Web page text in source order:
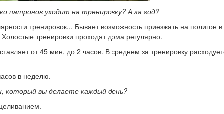
патронов уходит на тренировку? А за год?
тренировок... Бывает возможность приезжать на полигон
тренировки проходят дома регулярно.
от 45 мин, до 2 часов. В среднем за тренировку
в неделю.
который вы делаете каждый день?